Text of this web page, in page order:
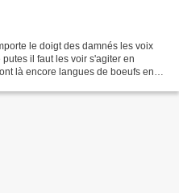
le doigt des damnés les voix
il faut les voir s'agiter en
là encore langues de boeufs en